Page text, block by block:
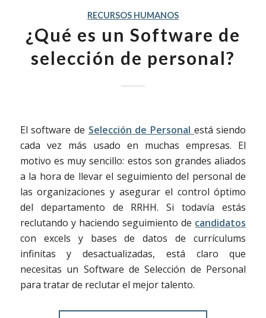
RECURSOS HUMANOS
¿Qué es un Software de
selección de personal?
El software de Selección de Personal está siendo
cada vez más usado en muchas empresas. El
motivo es muy sencillo: estos son grandes aliados
a la hora de llevar el seguimiento del personal de
las organizaciones y asegurar el control óptimo
del departamento de RRHH. Si todavía estás
reclutando y haciendo seguimiento de candidatos
con excels y bases de datos de currículums
infinitas y desactualizadas, está claro que
necesitas un Software de Selección de Personal
para tratar de reclutar el mejor talento.